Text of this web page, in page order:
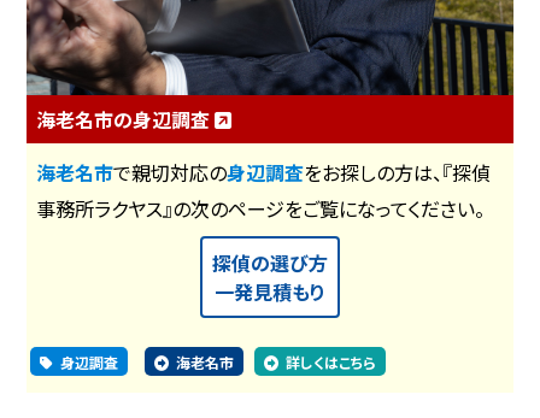
海老名市の身辺調査
海老名市で親切対応の身辺調査をお探しの方は、『探偵
事務所ラクヤス』の次のページをご覧になってください。
探偵の選び方
一発見積もり
身辺調査 海老名市 詳しくはこちら